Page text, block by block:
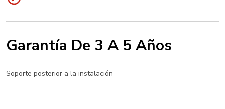
Garantía De 3 A 5 Años
Soporte posterior a la instalación